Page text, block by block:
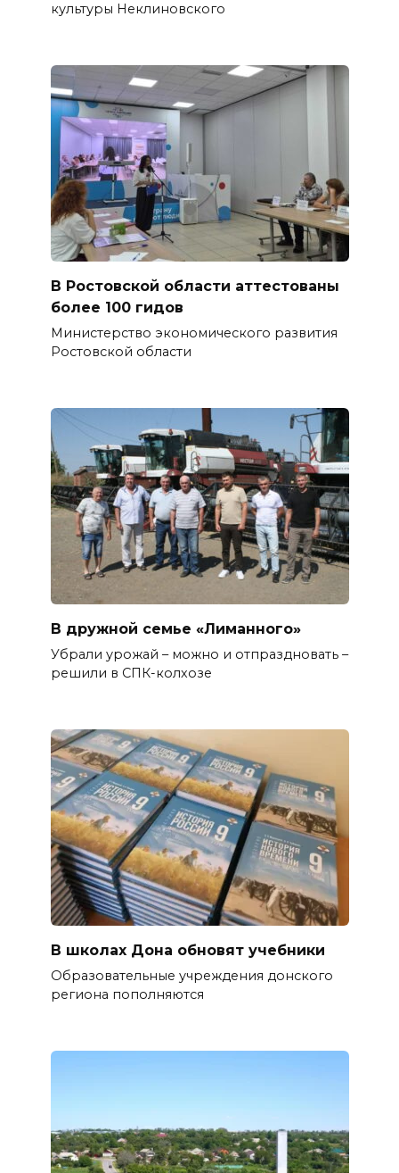
культуры Неклиновского
В Ростовской области аттестованы
более 100 гидов
Министерство экономического развития
Ростовской области
В дружной семье «Лиманного»
Убрали урожай – можно и отпраздновать –
решили в СПК-колхозе
В школах Дона обновят учебники
Образовательные учреждения донского
региона пополняются